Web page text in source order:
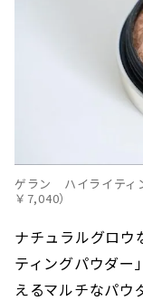
ゲラン ハイライティ
￥7,040）
ナチュラルグロウ
ティングパウダー
えるマルチなパウ